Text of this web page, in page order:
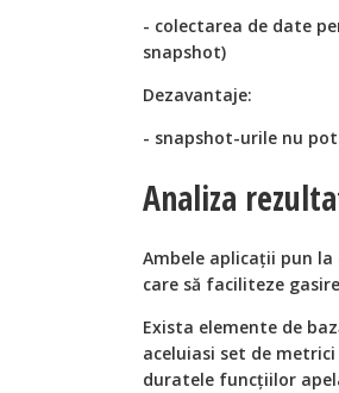
- colectarea de date
snapshot)
Dezavantaje:
- snapshot-urile nu
Analiza
Ambele aplicaţii pun
care să faciliteze
Exista elemente de
aceluiasi set de
duratele funcţiilor